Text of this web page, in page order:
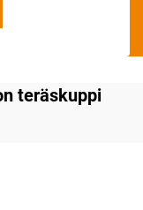
teräskuppi